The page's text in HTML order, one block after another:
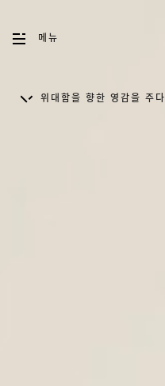
메뉴
위대함을 향한 영감을 주다